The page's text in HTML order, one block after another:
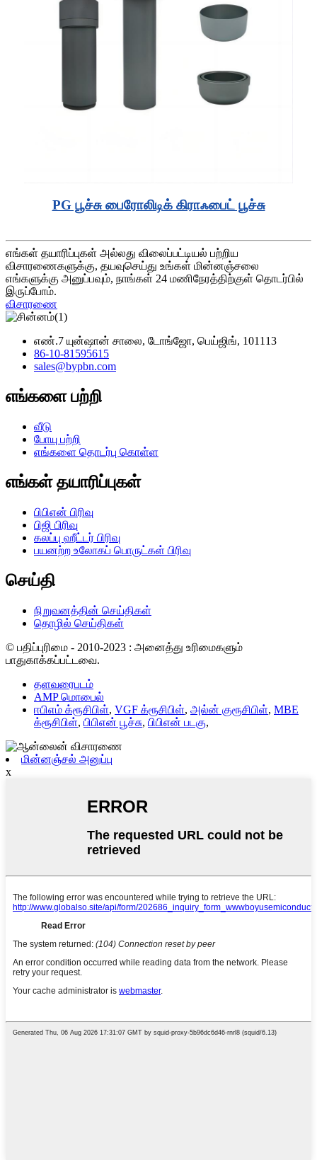
PG பூச்சு பைரோலிடிக் கிராஃபைட் பூச்சு
எங்கள் தயாரிப்புகள் அல்லது விலைப்பட்டியல் பற்றிய
விசாரணைகளுக்கு, தயவுசெய்து உங்கள் மின்னஞ்சலை
எங்களுக்கு அனுப்பவும், நாங்கள் 24 மணிநேரத்திற்குள் தொடர்பில்
இருப்போம்.
விசாரணை
எண்.7 யுன்ஷான் சாலை, டோங்ஜோ, பெய்ஜிங், 101113
86-10-81595615
sales@bypbn.com
எங்களை பற்றி
வீடு
போயு பற்றி
எங்களை தொடர்பு கொள்ள
எங்கள் தயாரிப்புகள்
பிபிஎன் பிரிவு
பிஜி பிரிவு
கலப்பு ஹீட்டர் பிரிவு
பயனற்ற உலோகப் பொருட்கள் பிரிவு
செய்தி
நிறுவனத்தின் செய்திகள்
தொழில் செய்திகள்
© பதிப்புரிமை - 2010-2023 : அனைத்து உரிமைகளும்
பாதுகாக்கப்பட்டவை.
தளவரைபடம்
AMP மொபைல்
ஈபிஎம் க்ரூசிபிள், VGF க்ரூசிபிள், அல்ன் குரூசிபிள், MBE
க்ரூசிபிள், பிபிஎன் பூச்சு, பிபிஎன் படகு,
மின்னஞ்சல் அனுப்பு
x